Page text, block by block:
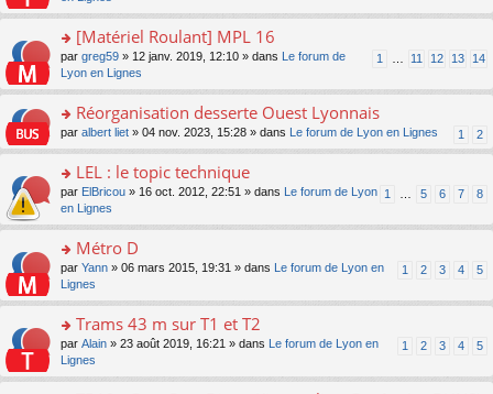
ré
c
nt
n
lu
pl
ré
c
e
e
n
o
n
lu
pl
s
ré
c
e
m
e
s
s
a
n
o
n
lu
pl
ré
c
nt
s
er
le
m
e
s
s
e
n
o
n
lu
pl
ré
c
nt
o
s
er
le
m
e
s
s
e
n
o
n
lu
pl
[Matériel Roulant] MPL 16
1 11 12 13 14
par greg59 » 12 janv. 2019, 12:10 » dans
Le forum de
Lyon en Lignes
o
n
ult
er
le
m
e
s
s
e
n
o
n
Réorganisation desserte Ouest Lyonnais
1 2
par albert liet » 04 nov. 2023, 15:28 » dans Le forum de Lyon en Lignes
o
n
s
er
le
m
e
s
s
a
LEL : le topic technique
1 5 6 7 8
par ElBricou » 16 oct. 2012, 22:51 » dans
Le forum de Lyon
en Lignes
o
s
er
le
m
e
Métro D
1 2 3 4 5
par Yann » 06 mars 2015, 19:31 » dans
Le forum de Lyon en
Lignes
o
s
Trams 43 m sur T1 et T2
1 2 3 4 5
par Alain » 23 août 2019, 16:21 » dans
Le forum de Lyon en
Lignes